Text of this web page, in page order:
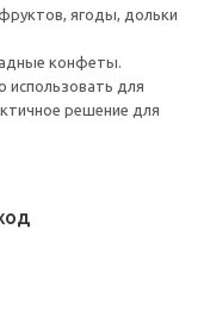
ягоды, дольки
конфеты.
для
решение для